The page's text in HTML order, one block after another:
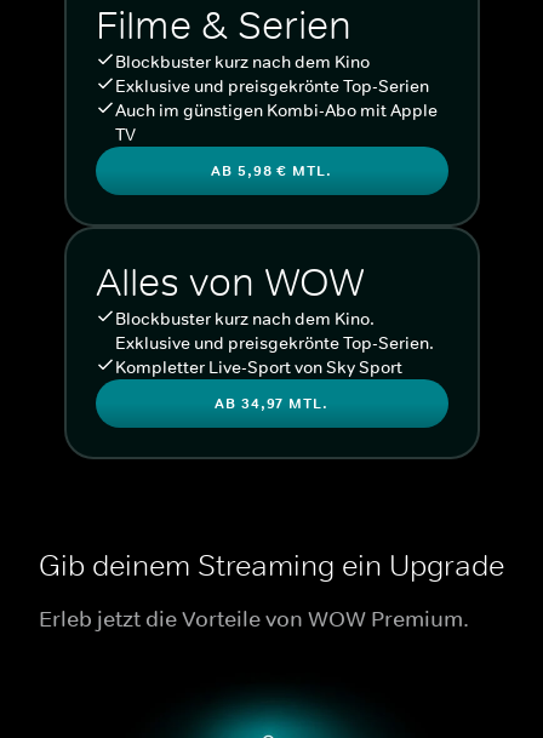
Filme & Serien
Blockbuster kurz nach dem Kino
Exklusive und preisgekrönte Top-Serien
Auch im günstigen Kombi-Abo mit Apple
TV
AB 5,98 € MTL.
Alles von WOW
Blockbuster kurz nach dem Kino.
Exklusive und preisgekrönte Top-Serien.
Kompletter Live-Sport von Sky Sport
AB 34,97 MTL.
Gib deinem Streaming ein Upgrade
Erleb jetzt die Vorteile von WOW Premium.